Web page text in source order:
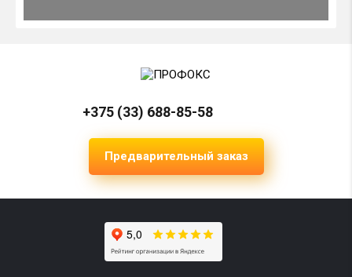
+375 (33) 688-85-58
Предварительный заказ